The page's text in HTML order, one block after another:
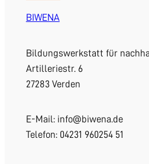
BIWENA
Bildungswerkstatt für
Artilleriestr. 6
27283 Verden
E-Mail: info@biwena.de
Telefon: 04231 960254 51